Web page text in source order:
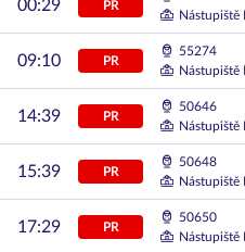
00:29 PR
Nástupiště I
09:10 PR
55274
Nástupiště I
14:39 PR
50646
Nástupiště I
15:39 PR
50648
Nástupiště I
17:29 PR
50650
Nástupiště I